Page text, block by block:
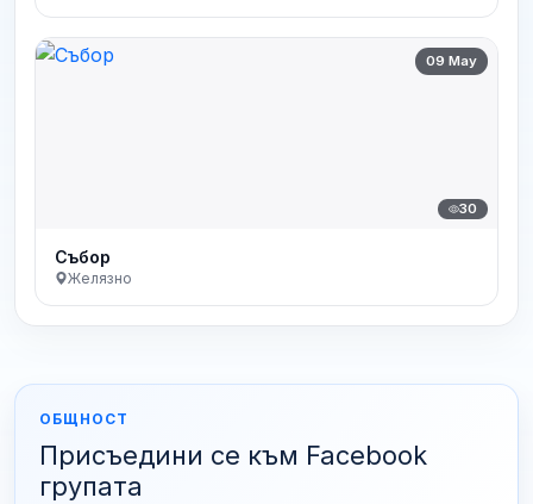
09 May
30
Събор
Желязно
ОБЩНОСТ
Присъедини се към Facebook
групата